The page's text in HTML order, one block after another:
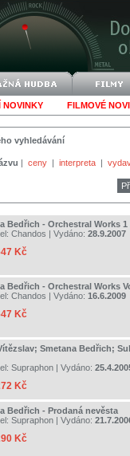
NOVINKY FILMOVÉ
vyhledávání
| ceny | interpreta |
Bedřich - Orchestral Works 1
Chandos | Vydáno: 28.9.2007
Kč
Bedřich - Orchestral Works
Chandos | Vydáno: 16.6.2009
Kč
Smetana Bedřich;
Supraphon | Vydáno:
Kč
Bedřich - Prodaná nevěsta
Supraphon | Vydáno:
Kč